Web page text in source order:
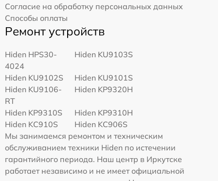
Согласие на обработку персональных данных
Способы оплаты
Ремонт устройств
Hiden HPS30-
4024
Hiden KU9103S
Hiden KU9102S
Hiden KU9101S
Hiden KU9106-
RT
Hiden KP9320H
Hiden KP9310S
Hiden KP9310H
Hiden KC910S
Hiden KC906S
Мы занимаемся ремонтом и техническим
обслуживанием техники Hiden по истечении
гарантийного периода. Наш центр в Иркутске
работает независимо и не имеет официальной